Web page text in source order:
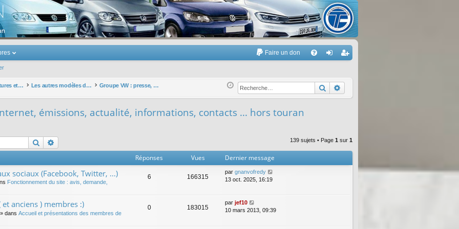
Touran
Faire un don
Q ne
xi
nr
eg
r
Les autres voitures et ce qui touche à la voiture Les autres modèles du groupe VW Groupe VW : presse, sites internet, émissions, actualité, informations, contacts ... hors touran Rechercher
émissions, actualité, informations, contacts ... hors touran
Rechercher 139 sujets • Page 1 sur 1
Réponses Vues Dernier message
sociaux (Facebook, Twitter, ...)
Fonctionnement du site : avis, demande,
6 166315
par gnanvofredy
13 oct. 2025, 16:19
anciens ) membres :)
» dans Accueil et présentations des membres de
0 183015
par jef10
10 mars 2013, 09:39